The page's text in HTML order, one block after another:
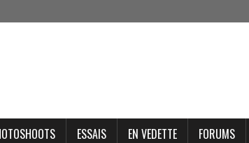
ESSAIS EN VEDETTE FORUMS